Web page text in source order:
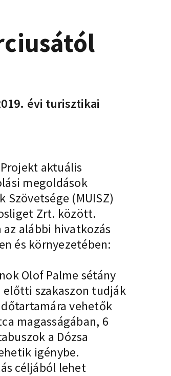
évi turisztikai
aktuális
megoldások
(MUISZ)
Zrt. között.
alábbi hivatkozás
és környezetében:
Olof Palme sétány
szakaszon tudják
vehetők
magasságában, 6
a Dózsa
igénybe.
céljából lehet